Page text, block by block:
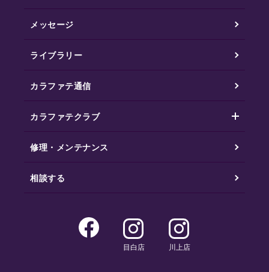
メッセージ
ライブラリー
カラファテ通信
カラファテクラブ
修理・メンテナンス
相談する
目白店 川上店